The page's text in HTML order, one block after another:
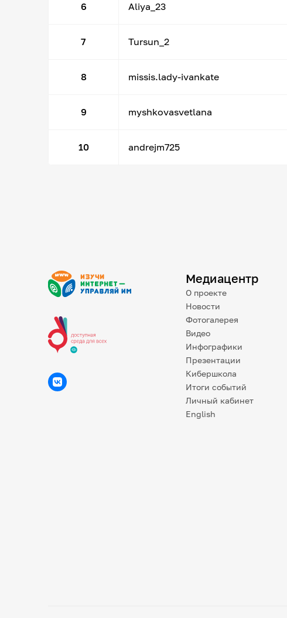
6 Aliya_23
7 Tursun_2
8 missis.lady-ivankate
9 myshkovasvetlana
10 andrejm725
Медиацентр
О проекте
Новости
Фотогалерея
Видео
Инфографики
Презентации
Кибершкола
Итоги событий
Личный кабинет
English